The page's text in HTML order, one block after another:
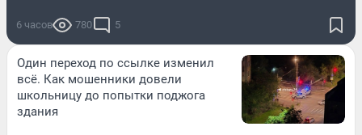
6 часов 780 5
Один переход по ссылке изменил
всё. Как мошенники довели
школьницу до попытки поджога
здания